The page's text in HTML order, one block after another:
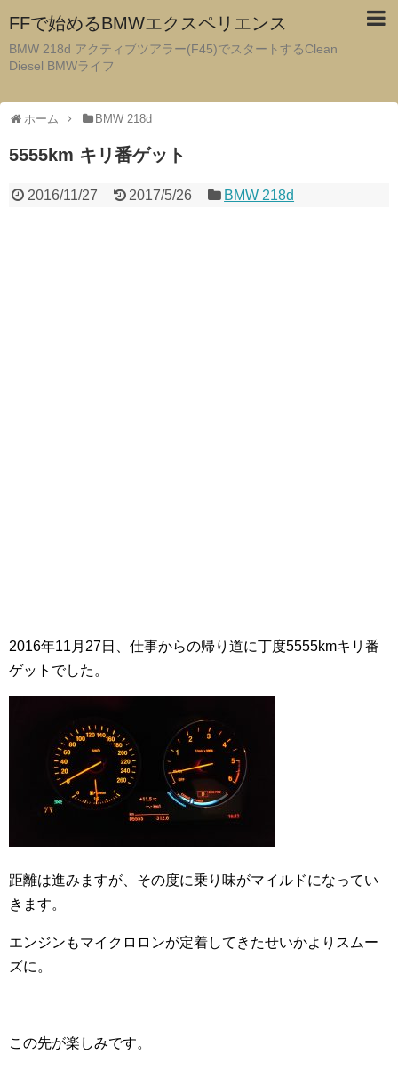
FFで始めるBMWエクスペリエンス
BMW 218d アクティブツアラー(F45)でスタートするClean
Diesel BMWライフ
ホーム BMW 218d
5555km キリ番ゲット
2016/11/27 2017/5/26 BMW 218d
2016年11月27日、仕事からの帰り道に丁度5555kmキリ番
ゲットでした。
距離は進みますが、その度に乗り味がマイルドになってい
きます。
エンジンもマイクロロンが定着してきたせいかよりスムー
ズに。
この先が楽しみです。